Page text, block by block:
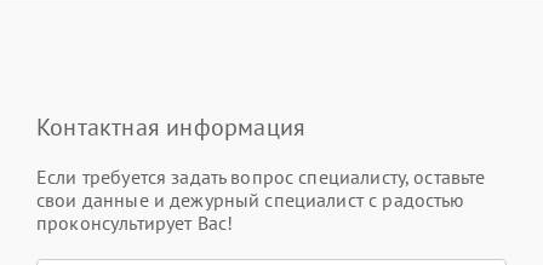
Контактная информация
Если требуется задать вопрос специалисту, оставьте
свои данные и дежурный специалист с радостью
проконсультирует Вас!